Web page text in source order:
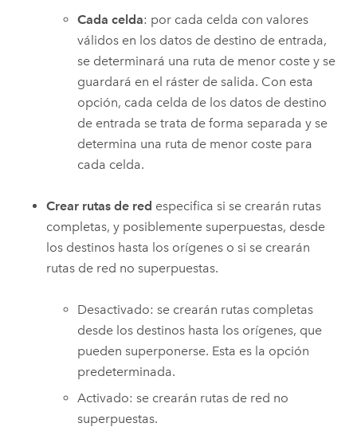
Cada celda: por cada celda con valores
válidos en los datos de destino de entrada,
se determinará una ruta de menor coste y se
guardará en el ráster de salida. Con esta
opción, cada celda de los datos de destino
de entrada se trata de forma separada y se
determina una ruta de menor coste para
cada celda.
Crear rutas de red especifica si se crearán rutas
completas, y posiblemente superpuestas, desde
los destinos hasta los orígenes o si se crearán
rutas de red no superpuestas.
Desactivado: se crearán rutas completas
desde los destinos hasta los orígenes, que
pueden superponerse. Esta es la opción
predeterminada.
Activado: se crearán rutas de red no
superpuestas.